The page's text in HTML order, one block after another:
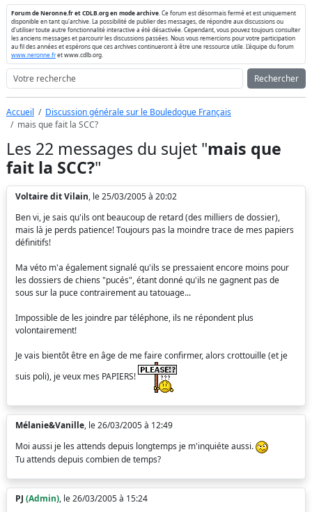
Forum de Neronne.fr et CDLB.org en mode archive . Ce forum est désormais fermé et est uniquement
disponible en tant qu'archive. La possibilité de publier des messages, de répondre aux discussions ou
d'utiliser toute autre fonctionnalité interactive a été désactivée. Cependant, vous pouvez toujours consulter
les anciens messages et parcourir les discussions passées. Nous vous remercions pour votre participation
au fil des années et espérons que ces archives continueront à être une ressource utile. L'équipe du forum
www.neronne.fret www.cdlb.org.
Rechercher
Accueil
Discussion générale sur le Bouledogue Français
mais que fait la SCC?
Les 22 messages du sujet "mais que
fait la SCC?"
Voltaire dit Vilain, le 25/03/2005 à 20:02
Ben vi, je sais qu'ils ont beaucoup de retard (des milliers de dossier),
mais là je perds patience! Toujours pas la moindre trace de mes papiers
définitifs!
Ma véto m'a également signalé qu'ils se pressaient encore moins pour
les dossiers de chiens "pucés", étant donné qu'ils ne gagnent pas de
sous sur la puce contrairement au tatouage...
Impossible de les joindre par téléphone, ils ne répondent plus
volontairement!
Je vais bientôt être en âge de me faire confirmer, alors crottouille (et je
suis poli), je veux mes PAPIERS!
Mélanie&Vanille, le 26/03/2005 à 12:49
Moi aussi je les attends depuis longtemps je m'inquiéte aussi.
Tu attends depuis combien de temps?
PJ (Admin), le 26/03/2005 à 15:24